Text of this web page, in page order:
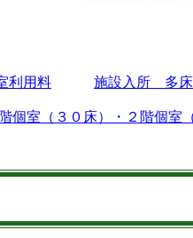
利用料 施設入所 多床
個室（３０床）・２階個室